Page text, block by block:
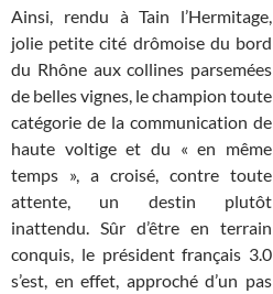
Ainsi, rendu à Tain l’Hermitage,
jolie petite cité drômoise du bord
du Rhône aux collines parsemées
de belles vignes, le champion toute
catégorie de la communication de
haute voltige et du « en même
temps », a croisé, contre toute
attente, un destin plutôt
inattendu. Sûr d’être en terrain
conquis, le président français 3.0
s’est, en effet, approché d’un pas